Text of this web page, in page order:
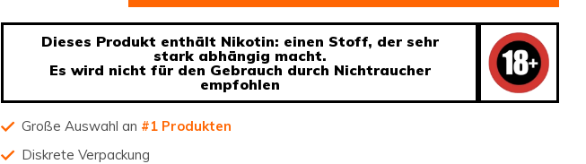
Dieses Produkt enthält Nikotin: einen Stoff, der sehr
stark abhängig macht.
Es wird nicht für den Gebrauch durch Nichtraucher
empfohlen
Große Auswahl an #1 Produkten
Diskrete Verpackung